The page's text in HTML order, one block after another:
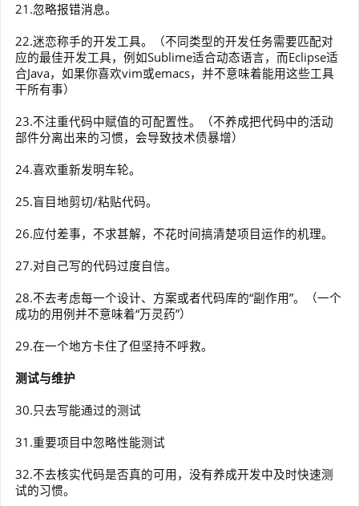
21.忽略报错消息。
22.迷恋称手的开发工具。（不同类型的开发任务需要匹配对
应的最佳开发工具，例如Sublime适合动态语言，而Eclipse适
合Java，如果你喜欢vim或emacs，并不意味着能用这些工具
干所有事）
23.不注重代码中赋值的可配置性。（不养成把代码中的活动
部件分离出来的习惯，会导致技术债暴增）
24.喜欢重新发明车轮。
25.盲目地剪切/粘贴代码。
26.应付差事，不求甚解，不花时间搞清楚项目运作的机理。
27.对自己写的代码过度自信。
28.不去考虑每一个设计、方案或者代码库的“副作用”。（一个
成功的用例并不意味着“万灵药”）
29.在一个地方卡住了但坚持不呼救。
测试与维护
30.只去写能通过的测试
31.重要项目中忽略性能测试
32.不去核实代码是否真的可用，没有养成开发中及时快速测
试的习惯。